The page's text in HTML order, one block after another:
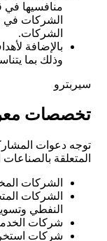
منافسيها في
الشركات في
الشركات.
بالإضافة
وذلك بما
سيربترو
تخصصات
توجه دعوات
المتعلقة
الشركات
الشركات
النفطي
شركات
شركات